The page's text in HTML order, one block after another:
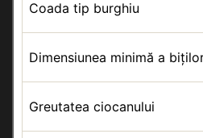
Coada tip burghiu
Dimensiunea minimă a
Greutatea ciocanului